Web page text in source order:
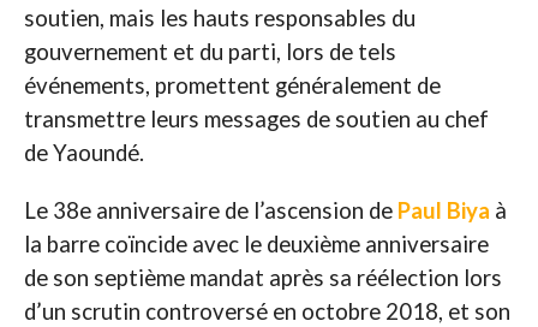
soutien, mais les hauts responsables du
gouvernement et du parti, lors de tels
événements, promettent généralement de
transmettre leurs messages de soutien au chef
de Yaoundé.
Le 38e anniversaire de l’ascension de Paul Biya à
la barre coïncide avec le deuxième anniversaire
de son septième mandat après sa réélection lors
d’un scrutin controversé en octobre 2018, et son